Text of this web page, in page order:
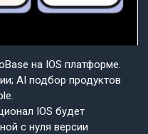
на IOS платформе.
AI подбор продуктов
IOS будет
с нуля версии